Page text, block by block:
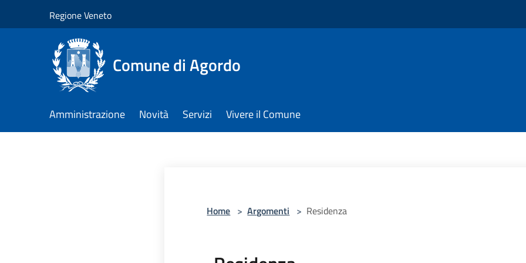
Regione Veneto
Comune di Agordo
Amministrazione Novità Servizi Vivere il Comune
Home > Argomenti > Residenza